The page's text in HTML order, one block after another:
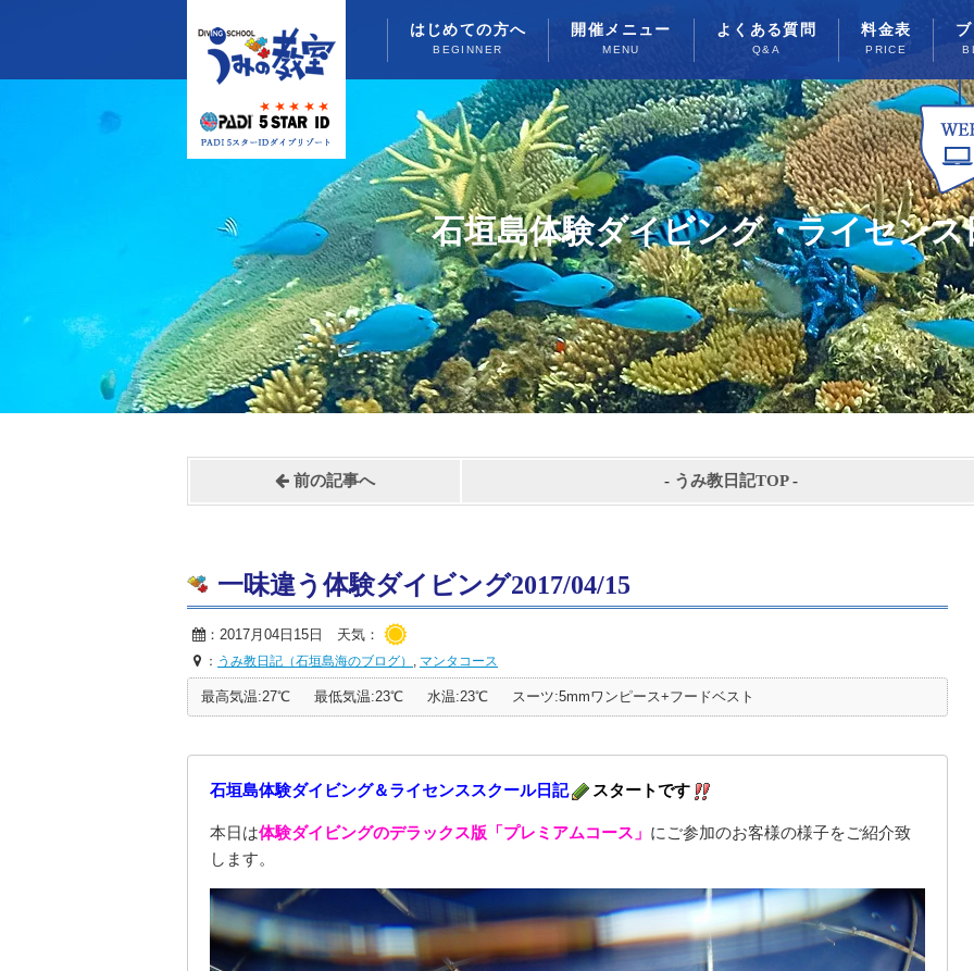
はじめての方へ
BEGINNER
開催メニュー
MENU
よくある質問
Q&A
料金表
PRICE
石垣島体験ダイビング・ライセンス
前の記事へ - うみ教日記TOP-
一味違う体験ダイビング2017/04/15
：2017月04日15日 天気：
： うみ教日記（石垣島海のブログ） , マンタコース
最高気温:27℃ 最低気温:23℃ 水温:23℃ スーツ:5mmワンピース+フードベスト
石垣島体験ダイビング＆ライセンススクール日記 スタートです
本日は体験ダイビングのデラックス版「プレミアムコース」 にご参加のお客様の様子をご紹介致
します。